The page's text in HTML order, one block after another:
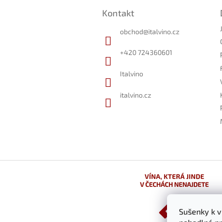
Sušenky k
Kontakt
obchod@italvino.cz
+420 724360601
Italvino
italvino.cz